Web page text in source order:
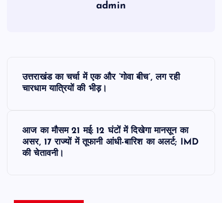
admin
उत्तराखंड का चर्चा में एक और ‘गोवा बीच’, लग रही
चारधाम यात्रियों की भीड़।
आज का मौसम 21 मई: 12 घंटों में दिखेगा मानसून का
असर, 17 राज्यों में तूफानी आंधी-बारिश का अलर्ट; IMD
की चेतावनी।